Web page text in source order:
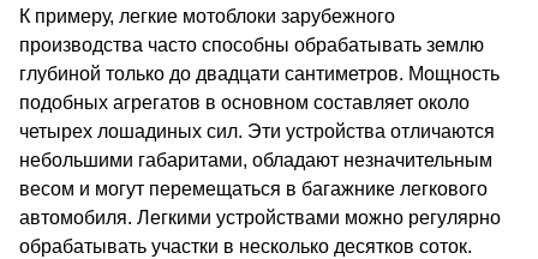
К примеру, легкие мотоблоки зарубежного
производства часто способны обрабатывать землю
глубиной только до двадцати сантиметров. Мощность
подобных агрегатов в основном составляет около
четырех лошадиных сил. Эти устройства отличаются
небольшими габаритами, обладают незначительным
весом и могут перемещаться в багажнике легкового
автомобиля. Легкими устройствами можно регулярно
обрабатывать участки в несколько десятков соток.